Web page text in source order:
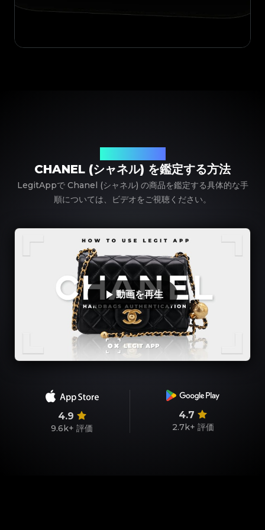
CHANEL (シャネル) を鑑定する方法
LegitAppで Chanel (シャネル) の商品を鑑定する具体的な手
順については、ビデオをご視聴ください。
動画を再生
4.9
9.6k+ 評価
4.7
2.7k+ 評価